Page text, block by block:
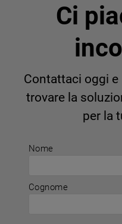
Nome
Cognome
Ci
Contattaci oggi
trovare la
per la